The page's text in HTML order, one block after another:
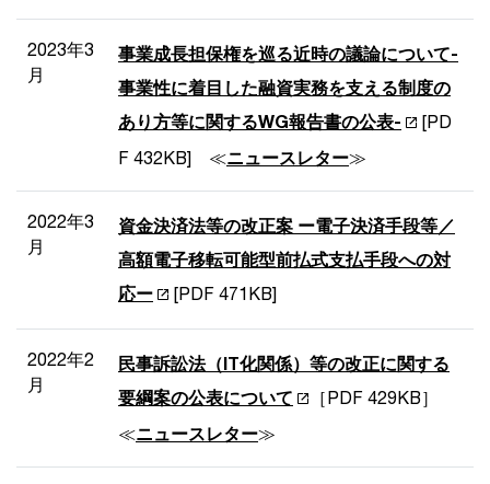
2023年3
月
事業成長担保権を巡る近時の議論について-
事業性に着目した融資実務を支える制度の
あり方等に関するWG報告書の公表-
[PD
F 432KB] ≪ニュースレター≫
2022年3
月
資金決済法等の改正案 ー電子決済手段等／
高額電子移転可能型前払式支払手段への対
応ー
[PDF 471KB]
2022年2
月
民事訴訟法（IT化関係）等の改正に関する
要綱案の公表について
［PDF 429KB］
≪ニュースレター≫